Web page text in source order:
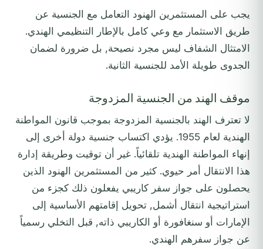
يجب على المستثمرين الهنود التعامل مع الجنسية عن
طريق الاستثمار مع وعي كامل بالإطار التنظيمي الهندي.
الامتثال الشفاف ليس مجرد نصيحة, بل ضرورة لضمان
الجدوى طويلة الأمد للجنسية الثانية.
موقف الهند من الجنسية المزدوجة
لا تعترف الهند بالجنسية المزدوجة بموجب قانون المواطنة
الهندية لعام 1955. يؤدي اكتساب جنسية دولة أخرى إلى
إنهاء المواطنة الهندية تلقائياً. غير أن توقيت وطريقة إدارة
هذا الانتقال أمر حيوي. كثير من المستثمرين الهنود الذين
يحصلون على جواز سفر كاريبي يفعلون ذلك كجزء من
استراتيجية انتقال أشمل, تحويل إقامتهم الأساسية إلى
الإمارات أو سنغافورة أو الكاريبي ذاته, قبل التخلي رسمياً
عن جواز سفرهم الهندي.